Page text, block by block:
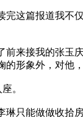
这篇报道我不
来接我的张玉
形象外，对他
。
只能做做收拾